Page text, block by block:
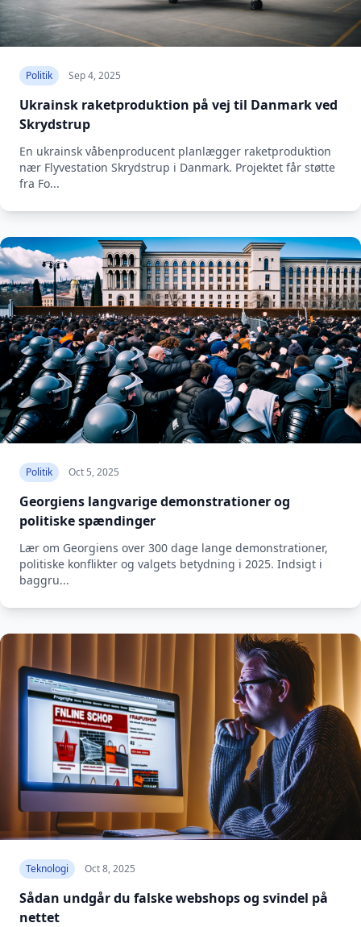
Politik Sep 4, 2025
Ukrainsk raketproduktion på vej til Danmark ved
Skrydstrup
En ukrainsk våbenproducent planlægger raketproduktion
nær Flyvestation Skrydstrup i Danmark. Projektet får støtte
fra Fo...
Politik Oct 5, 2025
Georgiens langvarige demonstrationer og
politiske spændinger
Lær om Georgiens over 300 dage lange demonstrationer,
politiske konflikter og valgets betydning i 2025. Indsigt i
baggru...
Teknologi Oct 8, 2025
Sådan undgår du falske webshops og svindel på
nettet